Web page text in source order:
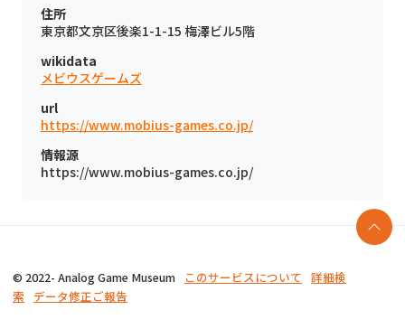
住所
東京都文京区後楽1-1-15 梅澤ビル5階
wikidata
メビウスゲームズ
url
https://www.mobius-games.co.jp/
情報源
https://www.mobius-games.co.jp/
© 2022- Analog Game Museum このサービスについて 詳細検
索
データ修正ご報告